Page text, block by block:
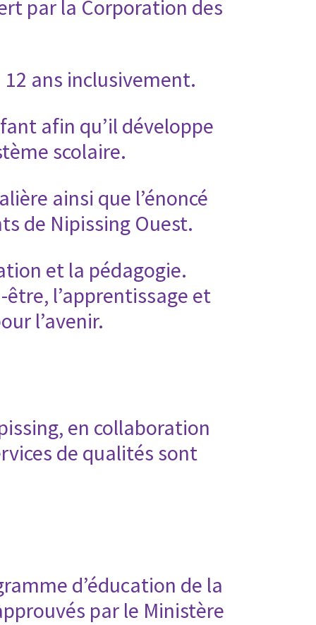
par la Corporation des
ans inclusivement.
afin qu’il développe
scolaire.
ainsi que l’énoncé
de Nipissing Ouest.
et la pédagogie.
l’apprentissage et
l’avenir.
en collaboration
de qualités sont
d’éducation de la
par le Ministère